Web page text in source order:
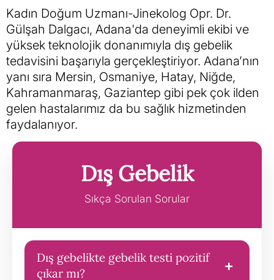
Kadın Doğum Uzmanı-Jinekolog Opr. Dr.
Gülşah Dalgacı, Adana'da deneyimli ekibi ve
yüksek teknolojik donanımıyla dış gebelik
tedavisini başarıyla gerçekleştiriyor. Adana’nın
yanı sıra Mersin, Osmaniye, Hatay, Niğde,
Kahramanmaraş, Gaziantep gibi pek çok ilden
gelen hastalarımız da bu sağlık hizmetinden
faydalanıyor.
Dış Gebelik
Sıkça Sorulan Sorular
Dış gebelikte gebelik testi pozitif
çıkar mı?
+